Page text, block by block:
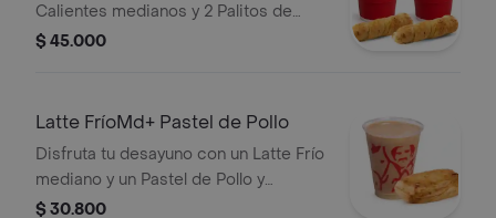
Calientes medianos y 2 Palitos de
Queso.
$ 45.000
Latte FríoMd+ Pastel de Pollo
Disfruta tu desayuno con un Latte Frío
mediano y un Pastel de Pollo y
Champiñones.
$ 30.800